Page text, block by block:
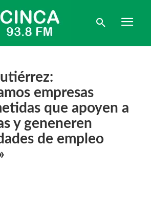
empresas
que apoyen a
y geneneren
de empleo